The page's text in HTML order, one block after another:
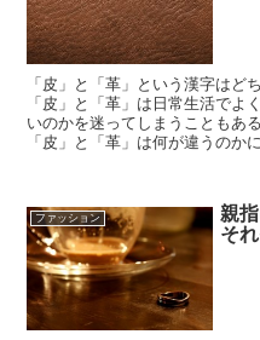
「皮」と「革」という漢字はど
「皮」と「革」は日常生活でよ
いのかを迷ってしまうこともあ
「皮」と「革」は何が違うのか
ファッション
親
そ